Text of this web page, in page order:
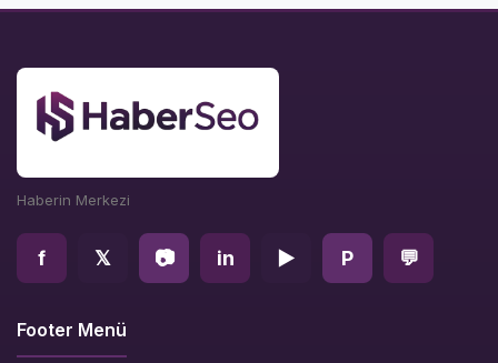
Haberin Merkezi
f 𝕏 📷 in ▶ P 💬
Footer Menü